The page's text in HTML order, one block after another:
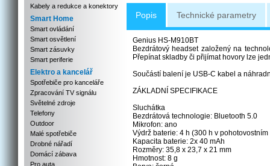
Kabely a redukce a konektory
Smart Home
Smart ovládání
Smart osvětlení
Smart zásuvky
Smart periferie
Elektro a kancelář
Spotřebiče pro kanceláře
Zpracování TV signálu
Světelné zdroje
Telefony
Outdoor
Malé spotřebiče
Drobné nářadí
Domácí zábava
Pro auta
Popis Technické parametry
Genius HS-M910BT
Bezdrátový headset založený na
Přepínat skladby či přijímat hovory lze
Součástí balení je USB-C kabel a
ZÁKLADNÍ SPECIFIKACE
Sluchátka
Bezdrátová technologie: Bluetooth 5.0
Mikrofon: ano
Výdrž baterie: 4 h (300 h v pohotovostním
Kapacita baterie: 2x 40 mAh
Rozměry: 35,8 x 23,7 x 21 mm
Hmotnost: 8 g